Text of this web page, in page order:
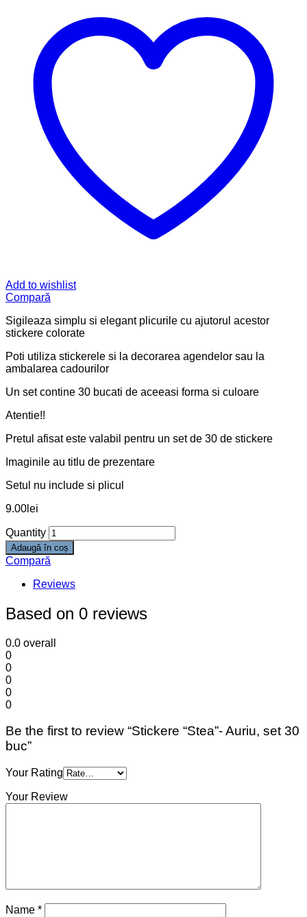
Add to wishlist
Compară
Sigileaza simplu si elegant plicurile cu ajutorul acestor
stickere colorate
Poti utiliza stickerele si la decorarea agendelor sau la
ambalarea cadourilor
Un set contine 30 bucati de aceeasi forma si culoare
Atentie!!
Pretul afisat este valabil pentru un set de 30 de stickere
Imaginile au titlu de prezentare
Setul nu include si plicul
9.00 lei
Quantity
Adaugă în coș
Compară
Reviews
Based on 0 reviews
0.0 overall
0
0
0
0
0
Be the first to review “Stickere “Stea”- Auriu, set 30
buc”
Your Rating
Your Review
Name *